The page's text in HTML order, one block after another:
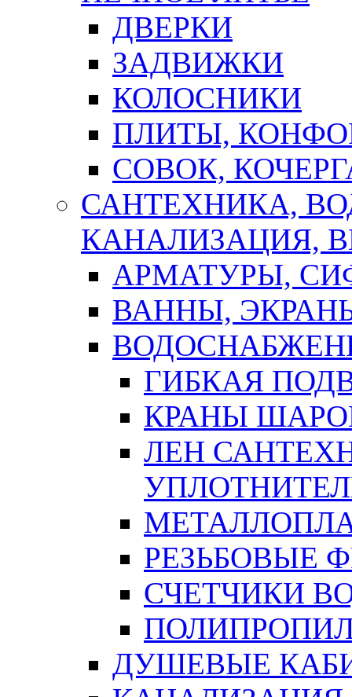
ДВЕРКИ
ЗАДВИЖКИ
КОЛОСНИКИ
ПЛИТЫ,
СОВОК,
САНТЕХНИКА,
КАНАЛИЗАЦИЯ,
АРМАТУРЫ,
ВАННЫ,
ГИБКАЯ
КРАНЫ
ЛЕН
РЕЗЬБОВЫЕ
СЧЕТЧИКИ
ДУШЕВЫЕ